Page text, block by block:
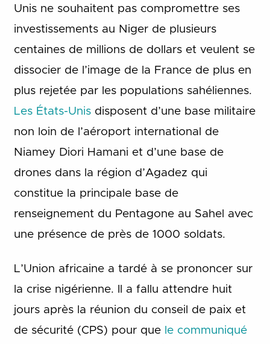
Unis ne souhaitent pas compromettre ses
investissements au Niger de plusieurs
centaines de millions de dollars et veulent se
dissocier de l’image de la France de plus en
plus rejetée par les populations sahéliennes.
Les États-Unisdisposent d’une base militaire
non loin de l’aéroport international de
Niamey Diori Hamani et d’une base de
drones dans la région d’Agadez qui
constitue la principale base de
renseignement du Pentagone au Sahel avec
une présence de près de 1000 soldats.
L’Union africaine a tardé à se prononcer sur
la crise nigérienne. Il a fallu attendre huit
jours après la réunion du conseil de paix et
de sécurité (CPS) pour que le communiqué